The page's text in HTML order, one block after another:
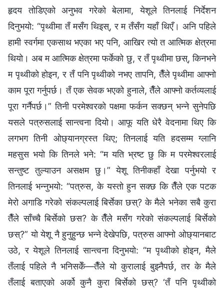
हृदय तोडिएको अनुभव गरेको बेलामा, येशूले तिनलाई निर्देशन
दिनुभयो: “पृथ्वीमा तँ मसँग थिइस्, र म तँसँग यहाँ थिएँ। अनि पहिले
हामी स्वर्गमा एकसाथ भएका भए पनि, आखिर त्यो त आत्मिक क्षेत्रमा
थियो। अब म आत्मिक क्षेत्रमा फर्केको छु, र तँ पृथ्वीमा छस्, किनभने
म पृथ्वीको होइन, र तँ पनि पृथ्वीको नभए तापनि, तैँले पृथ्वीमा आफ्‍नो
काम पूरा गर्नुपर्छ। तँ एक सेवक भएको हुनाले, तैँले आफ्‍नो कर्तव्यलाई
पूरा गर्नैपर्छ।” तिनी परमेश्‍वरको पक्षमा फर्कन सक्‍छन् भन्‍ने सुनेपछि
यसले पत्रुसलाई सान्त्वना दियो। आफू यति धेरै वेदनामा थिए कि
लगभग तिनी ओछ्यानग्रस्त थिए; तिनलाई यति हदसम्‍म ग्‍लानि
महसुस भयो कि तिनले भने: “म यति भ्रष्ट छु कि म परमेश्‍वरलाई
सन्तुष्ट तुल्याउन असक्षम छु।” येशू तिनीकहाँ देखा पर्नुभयो र
तिनलाई भन्‍नुभयो: “पत्रुस, के यस्तो हुन सक्छ कि तैँले एक पटक
मेरो अगाडि गरेको संकल्पलाई बिर्सेका छस्? के मैले भनेका सबै कुरा
तैँले साँच्‍चै बिर्सेको छस? के तैँले मसँग गरेको संकल्पलाई बिर्सेको
छस्?” यो येशू नै हुनुहुन्छ भन्‍ने देखेपछि, पत्रुस आफ्‍नो ओछ्यानबाट
उठे, र येशूले तिनलाई सान्त्वना दिनुभयो: “म पृथ्वीको होइन, मैले
तँलाई पहिले नै भनिसकेँ—तैँले यो कुरालाई बुझ्‍नैपर्छ, तर के मैले
तँलाई बताएको अर्को कुनै कुरा बिर्सेको छस्? ‘तँ पनि पृथ्वीको